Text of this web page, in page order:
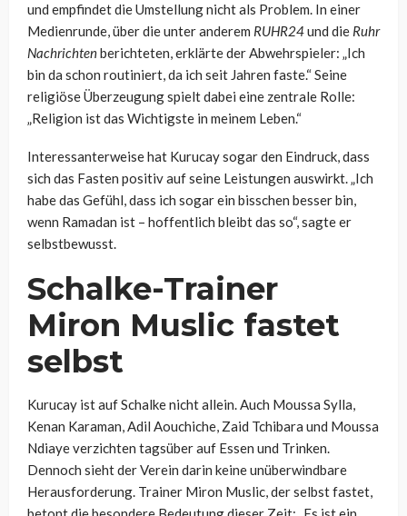
und empfindet die Umstellung nicht als Problem. In einer
Medienrunde, über die unter anderem RUHR24und die Ruhr
Nachrichtenberichteten, erklärte der Abwehrspieler: „Ich
bin da schon routiniert, da ich seit Jahren faste.“ Seine
religiöse Überzeugung spielt dabei eine zentrale Rolle:
„Religion ist das Wichtigste in meinem Leben.“
Interessanterweise hat Kurucay sogar den Eindruck, dass
sich das Fasten positiv auf seine Leistungen auswirkt. „Ich
habe das Gefühl, dass ich sogar ein bisschen besser bin,
wenn Ramadan ist – hoffentlich bleibt das so“, sagte er
selbstbewusst.
Schalke-Trainer
Miron Muslic fastet
selbst
Kurucay ist auf Schalke nicht allein. Auch Moussa Sylla,
Kenan Karaman, Adil Aouchiche, Zaid Tchibara und Moussa
Ndiaye verzichten tagsüber auf Essen und Trinken.
Dennoch sieht der Verein darin keine unüberwindbare
Herausforderung. Trainer Miron Muslic, der selbst fastet,